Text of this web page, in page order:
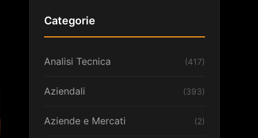
Categorie
Analisi Tecnica (417)
Aziendali (393)
Aziende e Mercati (2)